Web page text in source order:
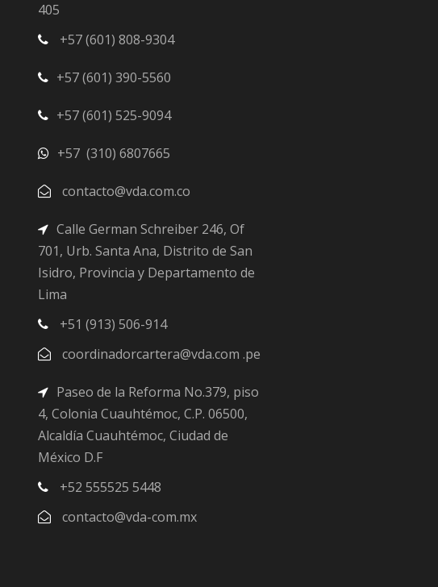
405
+57 (601) 808-9304
+57 (601) 390-5560
+57 (601) 525-9094
+57 (310) 6807665
contacto@vda.com.co
Calle German Schreiber 246, Of
701, Urb. Santa Ana, Distrito de San
Isidro, Provincia y Departamento de
Lima
+51 (913) 506-914
coordinadorcartera@vda.com .pe
Paseo de la Reforma No.379, piso
4, Colonia Cuauhtémoc, C.P. 06500,
Alcaldía Cuauhtémoc, Ciudad de
México D.F
+52 555525 5448
contacto@vda-com.mx